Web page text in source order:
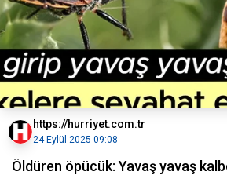
https://hurriyet.com.tr
24 Eylül 2025 09:08
Öldüren öpücük: Yavaş yavaş